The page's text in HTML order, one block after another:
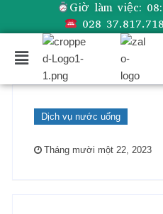
Giờ làm việc:
028 37.817.718
Dịch vụ nước uống
Tháng mười một 22, 2023